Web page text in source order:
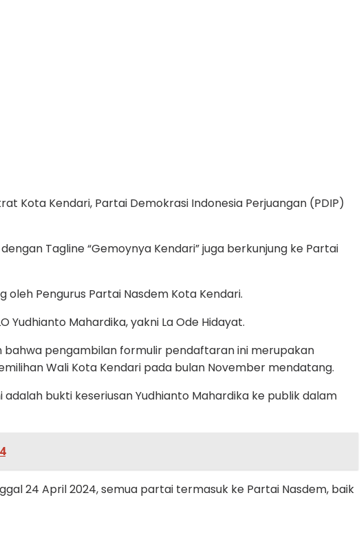
Kota Kendari, Partai Demokrasi Indonesia Perjuangan (PDIP)
Tagline “Gemoynya Kendari” juga berkunjung ke Partai
Pengurus Partai Nasdem Kota Kendari.
Yudhianto Mahardika, yakni La Ode Hidayat.
bahwa pengambilan formulir pendaftaran ini merupakan
Wali Kota Kendari pada bulan November mendatang.
bukti keseriusan Yudhianto Mahardika ke publik dalam
24 April 2024, semua partai termasuk ke Partai Nasdem, baik